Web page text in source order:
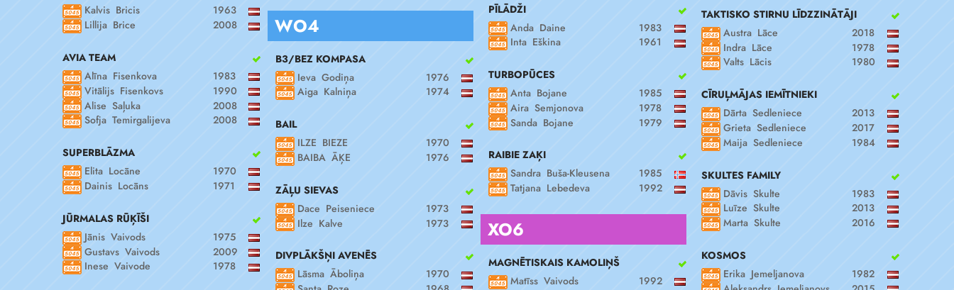
Kalvis Bricis
1963
Lillija Brice
2008
AVIA TEAM
Alīna Fisenkova
1983
Vitālijs Fisenkovs
1990
Alise Saļuka
2008
Sofja Temirgalijeva
2008
SUPERBLĀZMA
Elita Locāne
1970
Dainis Locāns
1971
JŪRMALAS RŪĶĪŠI
Jānis Vaivods
1975
Gustavs Vaivods
2009
Inese Vaivode
1978
WO4
B3/BEZ KOMPASA
Ieva Godiņa
1976
Aiga Kalniņa
1974
BAIL
ILZE BIEZE
1970
BAIBA ĀĶE
1976
ZĀĻU SIEVAS
Dace Peiseniece
1973
Ilze Kalve
1973
DIVPLĀKŠŅI AVENĒS
Lāsma Āboliņa
1970
PĪLĀDŽI
Anda Daine
1983
Inta Eškina
1961
TURBOPŪCES
Anta Bojane
1985
Aira Semjonova
1978
Sanda Bojane
1979
RAIBIE ZAĶI
Sandra Buša-Kleusena
1985
Tatjana Lebedeva
1992
XO6
MAGNĒTISKAIS KAMOLIŅŠ
Matīss Vaivods
1992
TAKTISKO STIRNU LĪDZZINĀTĀJI
Austra Lāce
2018
Indra Lāce
1978
Valts Lācis
1980
CĪRUĻMĀJAS IEMĪTNIEKI
Dārta Sedleniece
2013
Grieta Sedleniece
2017
Maija Sedleniece
1984
SKULTES FAMILY
Dāvis Skulte
1983
Luīze Skulte
2013
Marta Skulte
2016
KOSMOS
Erika Jemeljanova
1982